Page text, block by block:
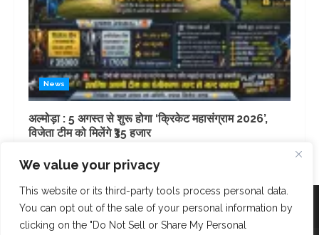
We value your privacy
This website or its third-party tools process personal data.
You can opt out of the sale of your personal information by
clicking on the "Do Not Sell or Share My Personal
News
अल्मोड़ा : 5 अगस्त से शुरू होगा ‘क्रिकेट महासंग्राम 2026’,
विजेता टीम को मिलेंगे ₹35 हजार
FacebookInstagram
Twitter